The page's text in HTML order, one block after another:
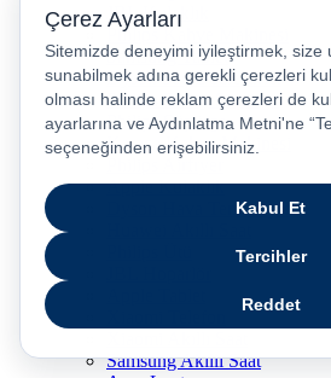
JBL Kulaklık
Philips Kahve Makinesi
Samsung Tablet
Dyson Saç Düzleştirici
Philips Dikey Süpürge
Philips Süpürge
Karaca Kahve Makinesi
Philips Airfryer
Apple Kulaklık
Dyson Hava Temizleyici
Samsung Akıllı Saat